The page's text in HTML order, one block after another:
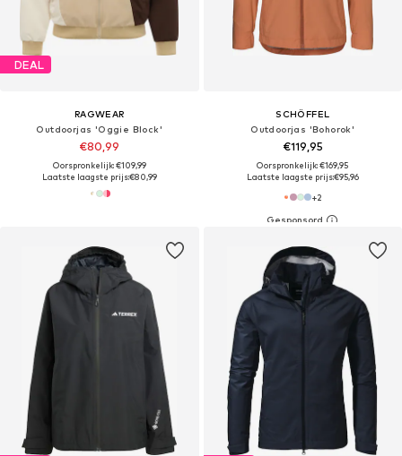
DEAL
RAGWEAR
Outdoorjas 'Oggie Block'
€80,99
Oorspronkelijk: €109,99
Laatste laagste prijs:€80,99
SCHÖFFEL
Outdoorjas 'Bohorok'
€119,95
Oorspronkelijk: €169,95
Laatste laagste prijs:€95,96
+2